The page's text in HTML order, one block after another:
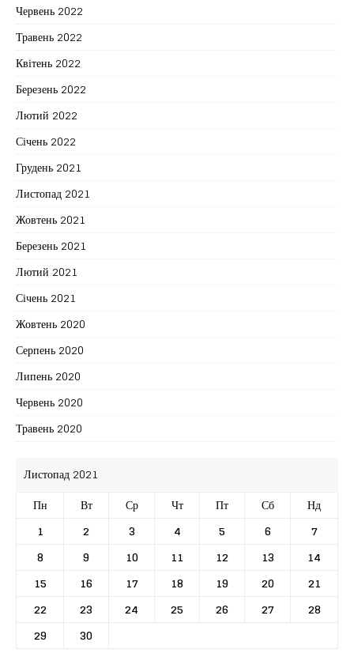
Червень 2022
Травень 2022
Квітень 2022
Березень 2022
Лютий 2022
Січень 2022
Грудень 2021
Листопад 2021
Жовтень 2021
Березень 2021
Лютий 2021
Січень 2021
Жовтень 2020
Серпень 2020
Липень 2020
Червень 2020
Травень 2020
Листопад 2021
Пн
Вт Ср Чт Пт Сб
Нд
1
2 3 4 5 6
7
8
9 10 11 12 13
14
15
16 17 18 19 20
21
22
23 24 25 26 27
28
29
30